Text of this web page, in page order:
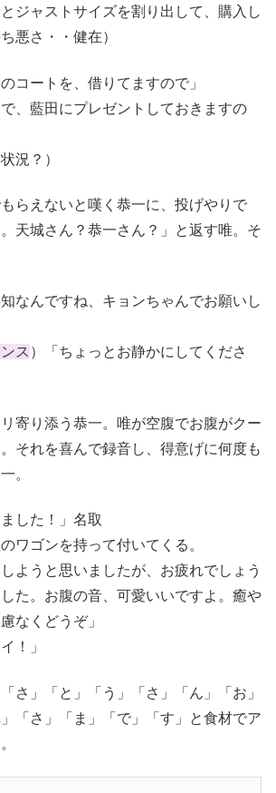
とジャストサイズを割り出して、購入し
悪さ・・健在）
コートを、借りてますので」
で、藍田にプレゼントしておきますの
況？）
らえないと嘆く恭一に、投げやりで
。天城さん？恭一さん？」と返す唯。そ
知なんですね、キョンちゃんでお願いし
ス ）「ちょっとお静かにしてくださ
寄り添う恭一。唯が空腹でお腹がクー
それを喜んで録音し、得意げに何度も
。
ました！」名取
ワゴンを持って付いてくる。
しようと思いましたが、お疲れでしょう
た。お腹の音、可愛いいですよ。癒や
なくどうぞ」
！」
さ」「と」「う」「さ」「ん」「お」
」「さ」「ま」「で」「す」と食材でア